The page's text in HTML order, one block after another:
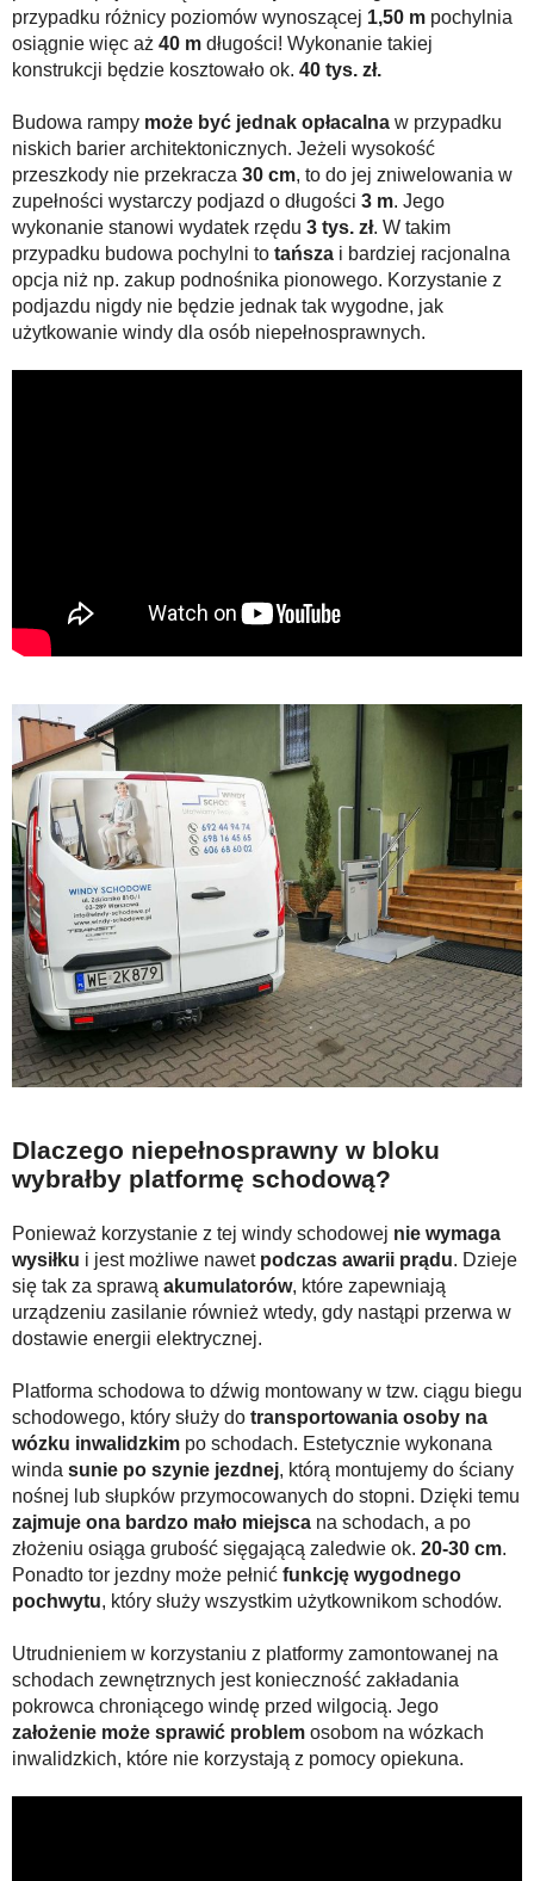
przypadku różnicy poziomów wynoszącej 1,50 m pochylnia
osiągnie więc aż 40 m długości! Wykonanie takiej
konstrukcji będzie kosztowało ok. 40 tys. zł.
Budowa rampy może być jednak opłacalna w przypadku
niskich barier architektonicznych. Jeżeli wysokość
przeszkody nie przekracza 30 cm, to do jej zniwelowania w
zupełności wystarczy podjazd o długości 3 m. Jego
wykonanie stanowi wydatek rzędu 3 tys. zł. W takim
przypadku budowa pochylni to tańsza i bardziej racjonalna
opcja niż np. zakup podnośnika pionowego. Korzystanie z
podjazdu nigdy nie będzie jednak tak wygodne, jak
użytkowanie windy dla osób niepełnosprawnych.
Dlaczego niepełnosprawny w bloku
wybrałby platformę schodową?
Ponieważ korzystanie z tej windy schodowej nie wymaga
wysiłku i jest możliwe nawet podczas awarii prądu. Dzieje
się tak za sprawą akumulatorów, które zapewniają
urządzeniu zasilanie również wtedy, gdy nastąpi przerwa w
dostawie energii elektrycznej.
Platforma schodowa to dźwig montowany w tzw. ciągu biegu
schodowego, który służy do transportowania osoby na
wózku inwalidzkim po schodach. Estetycznie wykonana
winda sunie po szynie jezdnej, którą montujemy do ściany
nośnej lub słupków przymocowanych do stopni. Dzięki temu
zajmuje ona bardzo mało miejsca na schodach, a po
złożeniu osiąga grubość sięgającą zaledwie ok. 20-30 cm.
Ponadto tor jezdny może pełnić funkcję wygodnego
pochwytu, który służy wszystkim użytkownikom schodów.
Utrudnieniem w korzystaniu z platformy zamontowanej na
schodach zewnętrznych jest konieczność zakładania
pokrowca chroniącego windę przed wilgocią. Jego
założenie może sprawić problem osobom na wózkach
inwalidzkich, które nie korzystają z pomocy opiekuna.